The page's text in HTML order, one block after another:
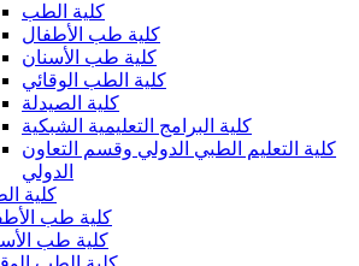
كلية الطب
كلية طب الأطفال
كلية طب الأسنان
كلية الطب الوقائي
كلية الصيدلة
كلية البرامج التعليمية الشبكية
كلية التعليم الطبي الدولي وقسم التعاون
الدولي
كلية
كلية طب
كلية طب